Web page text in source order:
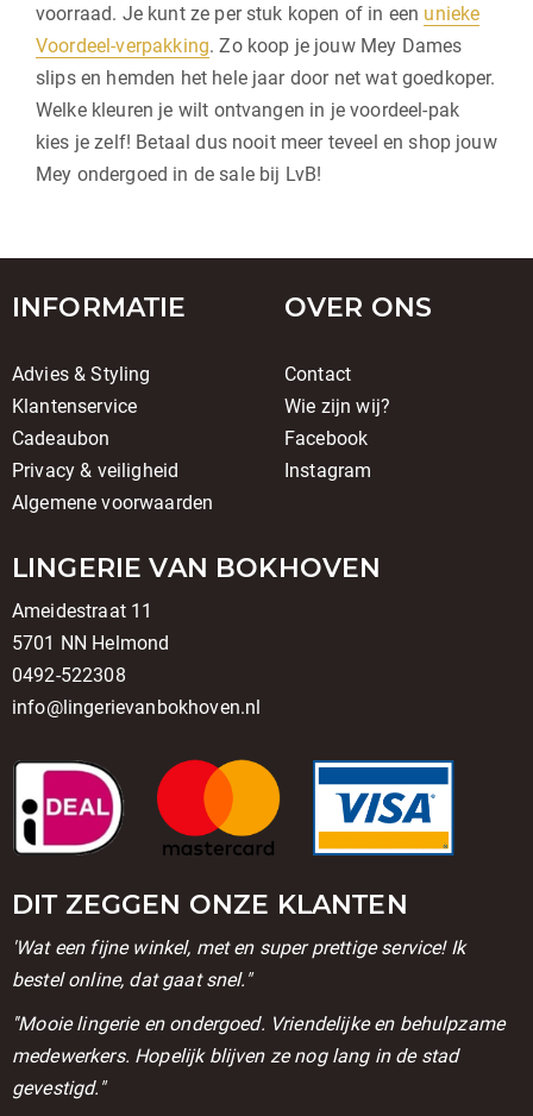
voorraad. Je kunt ze per stuk kopen of in een unieke
Voordeel-verpakking. Zo koop je jouw Mey Dames
slips en hemden het hele jaar door net wat goedkoper.
Welke kleuren je wilt ontvangen in je voordeel-pak
kies je zelf! Betaal dus nooit meer teveel en shop jouw
Mey ondergoed in de sale bij LvB!
INFORMATIE
Advies & Styling
Klantenservice
Cadeaubon
Privacy & veiligheid
Algemene voorwaarden
OVER ONS
Contact
Wie zijn wij?
Facebook
Instagram
LINGERIE VAN BOKHOVEN
Ameidestraat 11
5701 NN Helmond
0492-522308
info@lingerievanbokhoven.nl
DIT ZEGGEN ONZE KLANTEN
'Wat een fijne winkel, met en super prettige service! Ik
bestel online, dat gaat snel."
''Mooie lingerie en ondergoed. Vriendelijke en behulpzame
medewerkers. Hopelijk blijven ze nog lang in de stad
gevestigd."